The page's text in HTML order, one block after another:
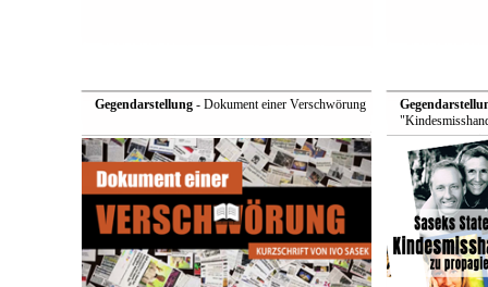
Gegendarstellung- Dokument einer Verschwörung